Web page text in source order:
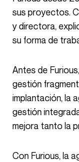
sus proyectos.
y directora,
su forma de
Antes de Furious, Pop for you se enfrentaba a una
gestión
implantación, la
gestión
mejora tanto la
Con Furious, la